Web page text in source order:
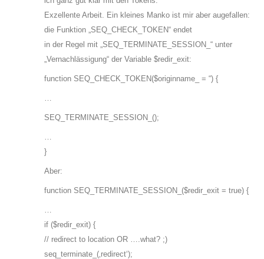
Exzellente Arbeit. Ein kleines Manko ist mir aber augefallen:
die Funktion „SEQ_CHECK_TOKEN“ endet
in der Regel mit „SEQ_TERMINATE_SESSION_“ unter
„Vernachlässigung“ der Variable $redir_exit:
function SEQ_CHECK_TOKEN($originname_ = “) {
SEQ_TERMINATE_SESSION_();
}
Aber:
function SEQ_TERMINATE_SESSION_($redir_exit = true) {
if ($redir_exit) {
// redirect to location OR ….what? ;)
seq_terminate_(‚redirect‘);